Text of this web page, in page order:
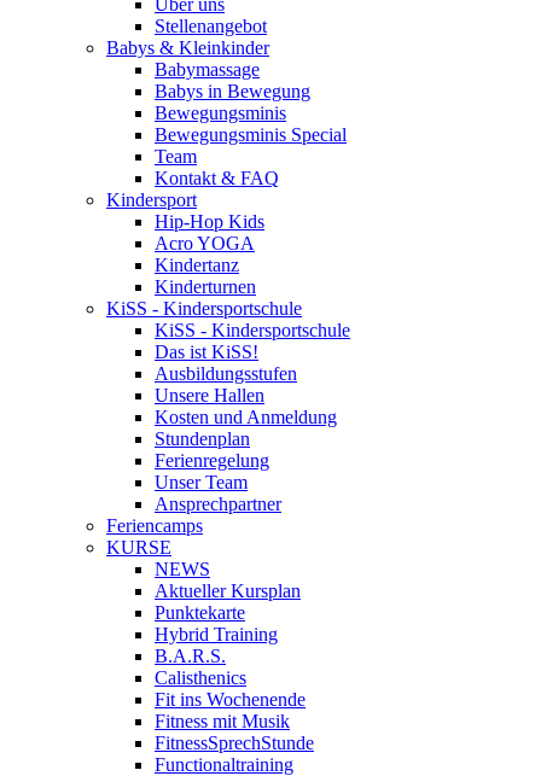
Über uns
Stellenangebot
Babys & Kleinkinder
Babymassage
Babys in Bewegung
Bewegungsminis
Bewegungsminis Special
Team
Kontakt & FAQ
Kindersport
Hip-Hop Kids
Acro YOGA
Kindertanz
Kinderturnen
KiSS - Kindersportschule
KiSS - Kindersportschule
Das ist KiSS!
Ausbildungsstufen
Unsere Hallen
Kosten und Anmeldung
Stundenplan
Ferienregelung
Unser Team
Ansprechpartner
Feriencamps
KURSE
NEWS
Aktueller Kursplan
Punktekarte
Hybrid Training
B.A.R.S.
Calisthenics
Fit ins Wochenende
Fitness mit Musik
FitnessSprechStunde
Functionaltraining